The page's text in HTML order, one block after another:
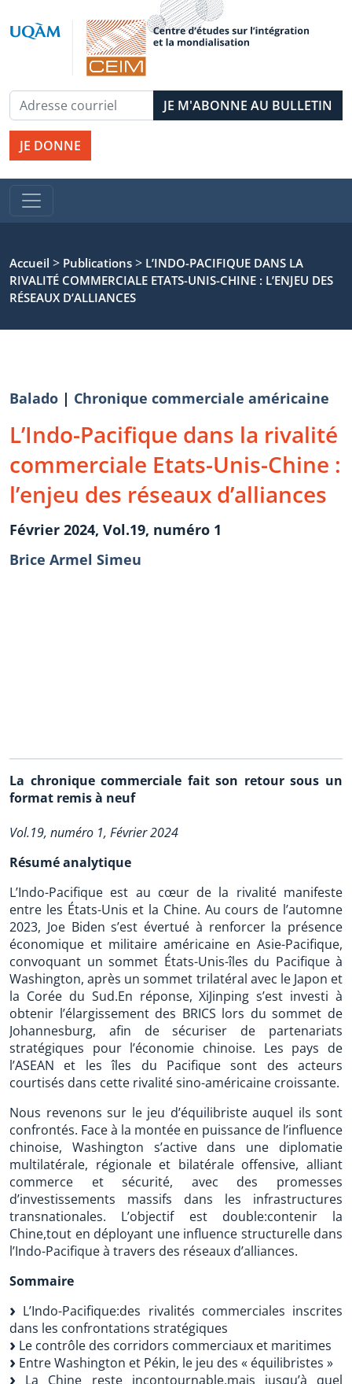
JE DONNE
Accueil > Publications > L’INDO-PACIFIQUE DANS LA
RIVALITÉ COMMERCIALE ETATS-UNIS-CHINE : L’ENJEU DES
RÉSEAUX D’ALLIANCES
Balado | Chronique commerciale américaine
L’Indo-Pacifique dans la rivalité
commerciale Etats-Unis-Chine :
l’enjeu des réseaux d’alliances
Février 2024, Vol.19, numéro 1
Brice Armel Simeu
La chronique commerciale fait son retour sous un
format remis à neuf
Vol.19, numéro 1, Février 2024
Résumé analytique
L’Indo-Pacifique est au cœur de la rivalité manifeste
entre les États-Unis et la Chine. Au cours de l’automne
2023, Joe Biden s’est évertué à renforcer la présence
économique et militaire américaine en Asie-Pacifique,
convoquant un sommet États-Unis-îles du Pacifique à
Washington, après un sommet trilatéral avec le Japon et
la Corée du Sud.En réponse, XiJinping s’est investi à
obtenir l’élargissement des BRICS lors du sommet de
Johannesburg, afin de sécuriser de partenariats
stratégiques pour l’économie chinoise. Les pays de
l’ASEAN et les îles du Pacifique sont des acteurs
courtisés dans cette rivalité sino-américaine croissante.
Nous revenons sur le jeu d’équilibriste auquel ils sont
confrontés. Face à la montée en puissance de l’influence
chinoise, Washington s’active dans une diplomatie
multilatérale, régionale et bilatérale offensive, alliant
commerce et sécurité, avec des promesses
d’investissements massifs dans les infrastructures
transnationales. L’objectif est double:contenir la
Chine,tout en déployant une influence structurelle dans
l’Indo-Pacifique à travers des réseaux d’alliances.
Sommaire
L’Indo-Pacifique:des rivalités commerciales inscrites
dans les confrontations stratégiques
Le contrôle des corridors commerciaux et maritimes
Entre Washington et Pékin, le jeu des « équilibristes »
La Chine reste incontournable,mais jusqu’à quel